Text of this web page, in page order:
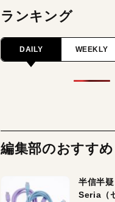
ランキング
DAILY WEEKLY
編集部のおすすめ
半信半
Seria（